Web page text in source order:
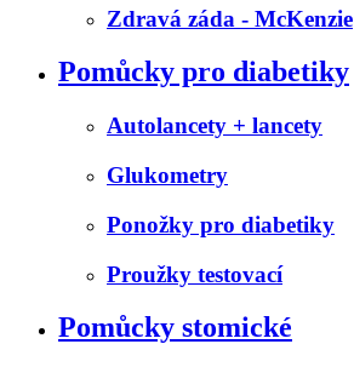
Zdravá záda - McKenzie
Pomůcky pro diabetiky
Autolancety + lancety
Glukometry
Ponožky pro diabetiky
Proužky testovací
Pomůcky stomické